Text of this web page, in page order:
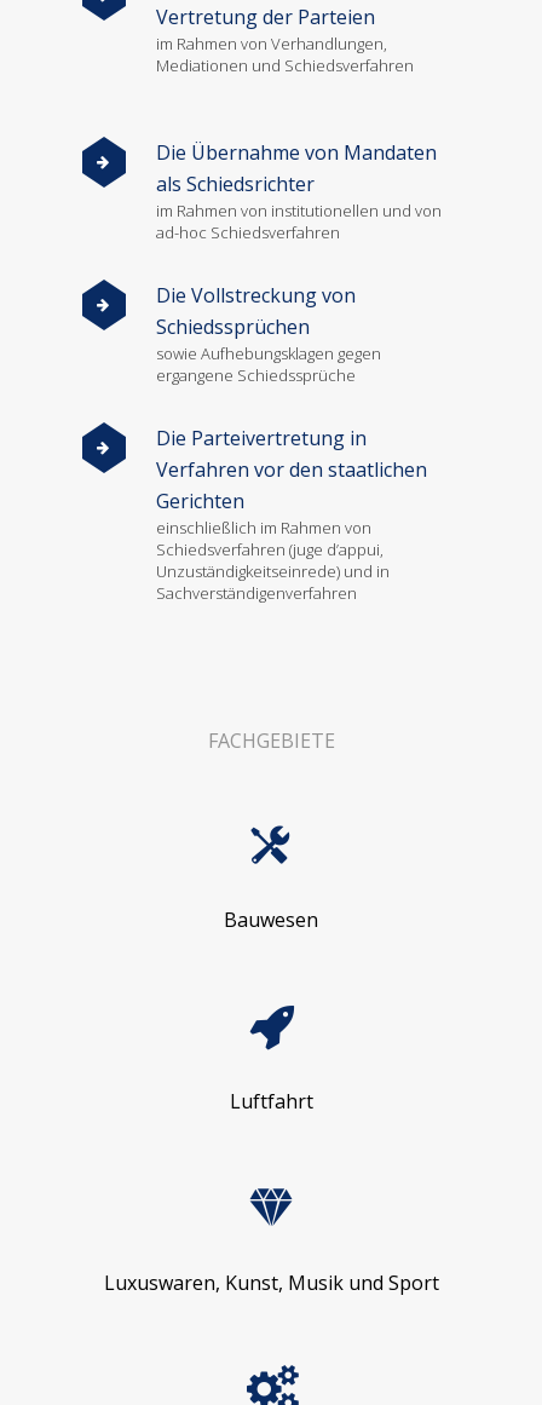
Vertretung der Parteien
im Rahmen von Verhandlungen,
Mediationen und Schiedsverfahren
Die Übernahme von Mandaten
als Schiedsrichter
im Rahmen von institutionellen und von
ad-hoc Schiedsverfahren
Die Vollstreckung von
Schiedssprüchen
sowie Aufhebungsklagen gegen
ergangene Schiedssprüche
Die Parteivertretung in
Verfahren vor den staatlichen
Gerichten
einschließlich im Rahmen von
Schiedsverfahren (juge d’appui,
Unzuständigkeitseinrede) und in
Sachverständigenverfahren
FACHGEBIETE
Bauwesen
Luftfahrt
Luxuswaren, Kunst, Musik und Sport